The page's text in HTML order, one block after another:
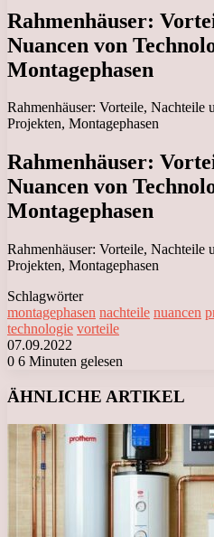
Rahmenhäuser:
Nuancen von
Montagephasen
Rahmenhäuser: Vorteile, Nachteile
Projekten, Montagephasen
Rahmenhäuser:
Nuancen von
Montagephasen
Rahmenhäuser: Vorteile, Nachteile
Projekten, Montagephasen
Schlagwörter
montagephasen nachteile nuancen
technologie vorteile
07.09.2022
0 6 Minuten gelesen
ÄHNLICHE ARTIKEL